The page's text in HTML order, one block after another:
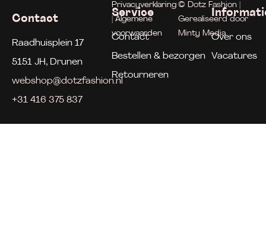
Contact
Raadhuisplein 17
5151 JH, Drunen
webshop@dotzfashion.nl
+31 416 375 837
Service
Contact
Bestellen & bezorgen
Retourneren
Over ons
Vacatures
Privacyverklaring
| Algemene
voorwaarden
© Dotz Fashion |
Gerealiseerd door
Minty Media